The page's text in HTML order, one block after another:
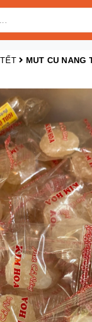
MUT CU NANG